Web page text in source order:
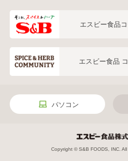
エスビー食品
エスビー食品
パソコン
Copyright © S&B FOODS, INC. All